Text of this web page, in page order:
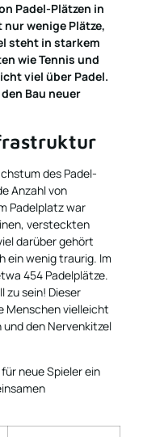
Padel-Plätzen in
nur wenige Plätze,
steht in starkem
wie Tennis und
viel über Padel.
Bau neuer
des Padel-
Anzahl von
Padelplatz war
versteckten
darüber gehört
ein wenig traurig. Im
454 Padelplätze.
zu sein! Dieser
Menschen vielleicht
und den Nervenkitzel
neue Spieler ein